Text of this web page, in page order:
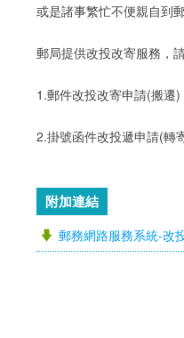
或是諸事繁忙不便親自到
郵局提供改投改寄服務，
1.郵件改投改寄申請(搬遷)
2.掛號函件改投遞申請(轉
附加連結
郵務網路服務系統-改